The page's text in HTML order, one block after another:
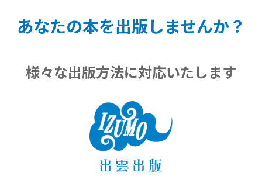
あなたの本を出版しませんか？
様々な出版方法に対応いたします